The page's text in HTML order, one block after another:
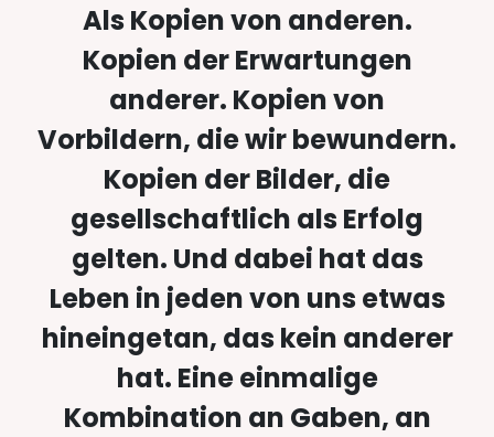
Als Kopien von anderen.
Kopien der Erwartungen
anderer. Kopien von
Vorbildern, die wir bewundern.
Kopien der Bilder, die
gesellschaftlich als Erfolg
gelten. Und dabei hat das
Leben in jeden von uns etwas
hineingetan, das kein anderer
hat. Eine einmalige
Kombination an Gaben, an